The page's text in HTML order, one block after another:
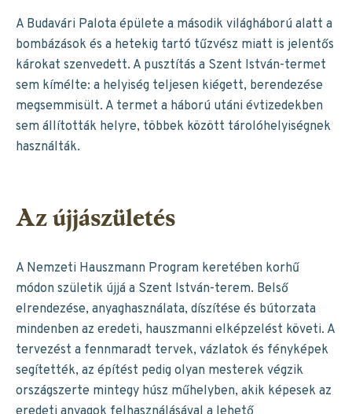
A Budavári Palota épülete a második világháború alatt a
bombázások és a hetekig tartó tűzvész miatt is jelentős
károkat szenvedett. A pusztítás a Szent István-termet
sem kímélte: a helyiség teljesen kiégett, berendezése
megsemmisült. A termet a háború utáni évtizedekben
sem állították helyre, többek között tárolóhelyiségnek
használták.
Az újjászületés
A Nemzeti Hauszmann Program keretében korhű
módon születik újjá a Szent István-terem. Belső
elrendezése, anyaghasználata, díszítése és bútorzata
mindenben az eredeti, hauszmanni elképzelést követi. A
tervezést a fennmaradt tervek, vázlatok és fényképek
segítették, az építést pedig olyan mesterek végzik
országszerte mintegy húsz műhelyben, akik képesek az